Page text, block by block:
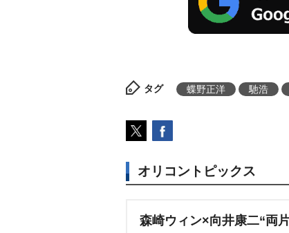
タグ 蝶野正洋 馳浩
オリコントピックス
森崎ウィン×向井康二“両